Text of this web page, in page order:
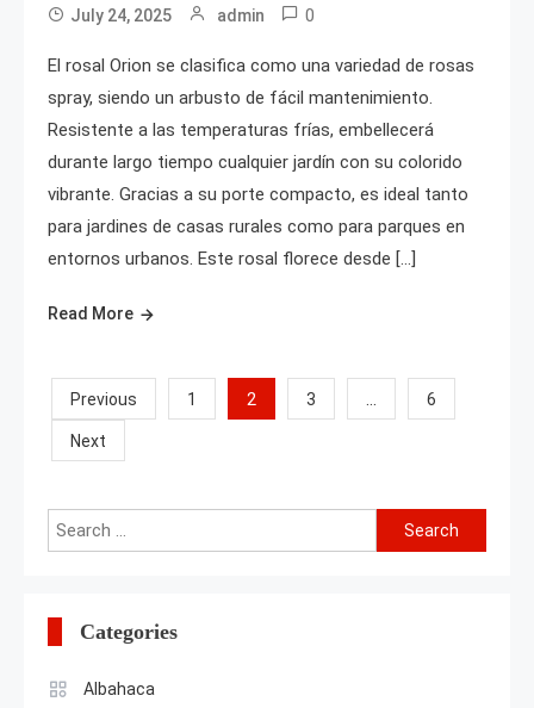
July 24, 2025 admin 0
El rosal Orion se clasifica como una variedad de rosas
spray, siendo un arbusto de fácil mantenimiento.
Resistente a las temperaturas frías, embellecerá
durante largo tiempo cualquier jardín con su colorido
vibrante. Gracias a su porte compacto, es ideal tanto
para jardines de casas rurales como para parques en
entornos urbanos. Este rosal florece desde […]
Read More
Posts
pagination
Previous 1 2 3 … 6
Next
Search
for:
Categories
Albahaca